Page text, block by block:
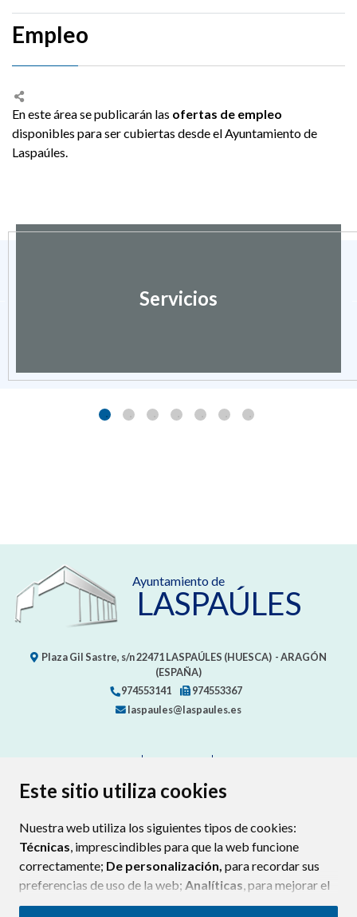
Este sitio utiliza cookies
Nuestra web utiliza los siguientes tipos de cookies:
Técnicas, imprescindibles para que la web funcione
correctamente; De personalización, para recordar sus
preferencias de uso de la web; Analíticas, para mejorar el
funcionamiento de la web y sus servicios.
Empleo
En este área se publicarán las ofertas de empleo
disponibles para ser cubiertas desde el Ayuntamiento de
Laspaúles.
Servicios
Ayuntamiento de
LASPAÚLES
Plaza Gil Sastre, s/n22471LASPAÚLES (HUESCA) - ARAGÓN
(ESPAÑA)
974553141
974553367
laspaules@laspaules.es
PROTECCIÓN DE DATOS
POLÍTICA DE COOKIES